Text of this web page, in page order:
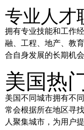
专业人才
拥有专业技能和工作
融、工程、地产、教
合自身发展的长期机会
美国热
美国不同城市拥有不
常会根据所在地区寻
人聚集城市，为用户